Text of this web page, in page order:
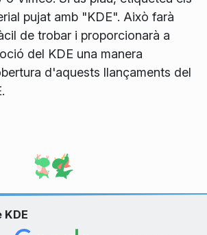
pujat amb "KDE". Això farà
de trobar i proporcionarà a
del KDE una manera
d'aquests llançaments del